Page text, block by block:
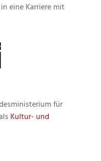
eine Karriere mit
für
Kultur- und